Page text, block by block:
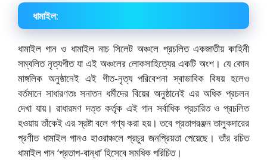
ধামাইল:
ধামাইল গান ও ধামাইল নাচ সিলেট অঞ্চলে প্রচলিত একজাতীয় কাহিনী
সম্বলিত নৃত্যগীত যা এই অঞ্চলের লোকসাহিত্যের একটি অংশ। যে কোন
মাঙ্গলিক অনুষ্ঠানেই এই গীত-নৃত্য পরিবেশনা স্বাভাবিক বিষয় হলেও
বর্তমানে সাধারণতঃ সনাতন ধর্মীদের বিয়ের অনুষ্ঠানেই এর অধিক প্রচলন
দেখা যায়। রাধারমণ দত্ত কর্তৃক এই গান সর্বাধিক প্রচারিত ও প্রচলিত
হওয়ায় তাঁকেই এর স্রষ্টা বলে গণ্য করা হয়। তবে প্রতাপরঞ্জন তালুকদারের
প্রণীত ধামাইল গানও হাওরাঞ্চলে প্রচুর জনপ্রিয়তা পেয়েছে। তাঁর রচিত
ধামাইল গান ‘প্রতাপ-বান্ধা’ হিসেবে সমধিক পরিচিত।